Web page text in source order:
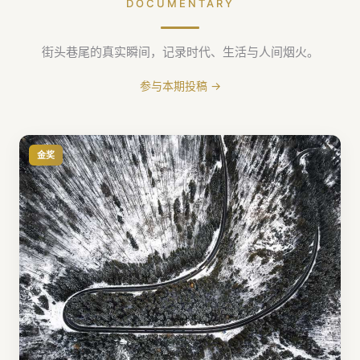
DOCUMENTARY
街头巷尾的真实瞬间，记录时代、生活与人间烟火。
参与本期投稿 →
金奖